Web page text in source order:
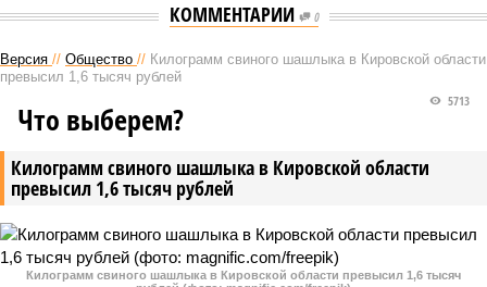
КОММЕНТАРИИ 0
Версия // Общество // Килограмм свиного шашлыка в Кировской области
превысил 1,6 тысяч рублей
Килограмм свиного шашлыка в Кировской области
превысил 1,6 тысяч рублей
5713
Что выберем?
Килограмм свиного шашлыка в Кировской области превысил 1,6 тысяч